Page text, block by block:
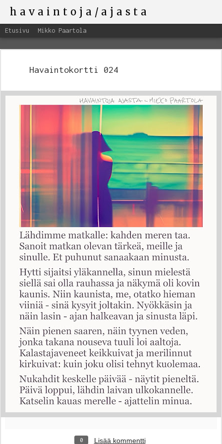
havaintoja/ajasta
Etusivu Mikko Paartola
Havaintokortti 024
0 Lisää kommentti